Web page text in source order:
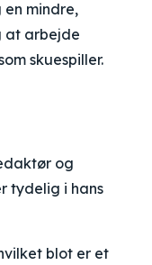
mindre,
at arbejde
skuespiller.
og
tydelig i hans
blot er et